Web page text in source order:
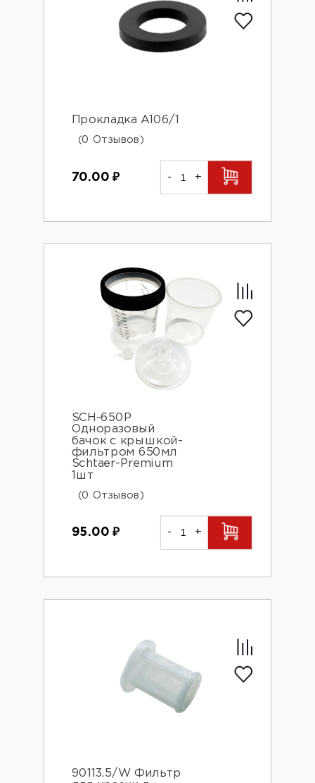
Прокладка А106/1
(0 Отзывов)
70.00 ₽ - +
SCH-650P
Одноразовый
бачок с крышкой-
фильтром 650мл
Schtaer-Premium
1шт
(0 Отзывов)
95.00 ₽ - +
90113.5/W Фильтр